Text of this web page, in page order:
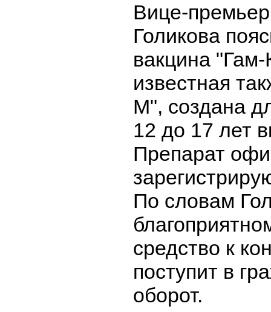
Вице-
Голикова
вакцина
известная
М", создана
12 до 17 лет
Препарат
По словам
средство к
поступит в
оборот.